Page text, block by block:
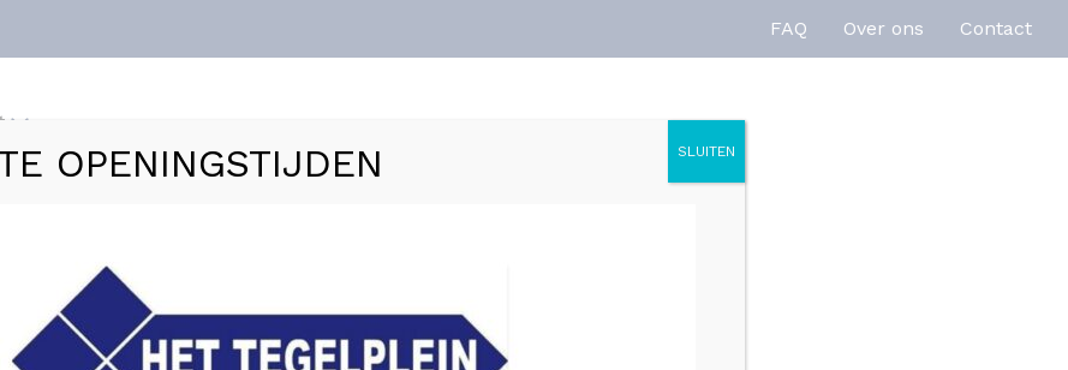
FAQ Over ons Contact
ALONI INLOOPDOUCHEWAND MAT ZWART RASTER 120X200CM 8MM
OPENINGSTIJDEN SLUITEN